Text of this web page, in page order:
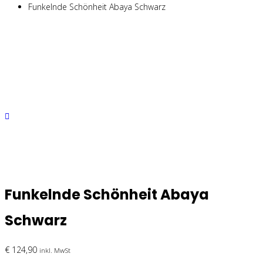
Funkelnde Schönheit Abaya Schwarz
Funkelnde Schönheit Abaya
Schwarz
€ 124,90 inkl. MwSt